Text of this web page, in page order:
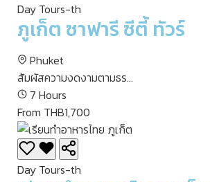
Day Tours-th
ภูเก็ต ซาฟารี ซีตี้ ทัวร์
Phuket
สัมผัสความงดงามตามธร...
7 Hours
From THB1,700
Day Tours-th